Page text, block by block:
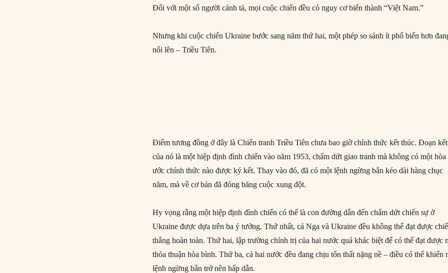
Đối với một số người cánh tả, mọi cuộc chiến đều có nguy cơ biến thành “Việt Nam.”
Nhưng khi cuộc chiến Ukraine bước sang năm thứ hai, một phép so sánh ít phổ biến hơn
nổi lên – Triều Tiên.
Điểm tương đồng ở đây là Chiến tranh Triều Tiên chưa bao giờ chính thức kết thúc. Đoạn kết
của nó là một hiệp định đình chiến vào năm 1953, chấm dứt giao tranh mà không có một hòa
ước chính thức nào được ký kết. Thay vào đó, đã có một lệnh ngừng bắn kéo dài hàng chục
năm, mà về cơ bản đã đóng băng cuộc xung đột.
Hy vọng rằng một hiệp định đình chiến có thể là con đường dẫn đến chấm dứt chiến sự ở
Ukraine được dựa trên ba ý tưởng. Thứ nhất, cả Nga và Ukraine đều không thể đạt được
thắng hoàn toàn. Thứ hai, lập trường chính trị của hai nước quá khác biệt để có thể đạt được
thỏa thuận hòa bình. Thứ ba, cả hai nước đều đang chịu tổn thất nặng nề – điều có thể khiến
lệnh ngừng bắn trở nên hấp dẫn.